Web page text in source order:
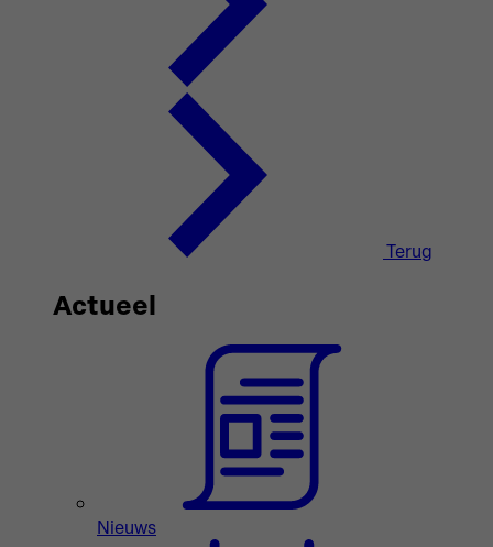
Terug
Actueel
Nieuws